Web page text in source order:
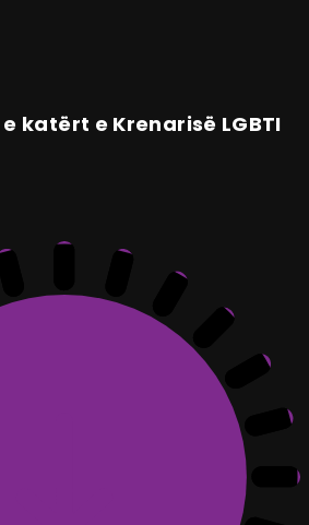
katërt e Krenarisë LGBTI